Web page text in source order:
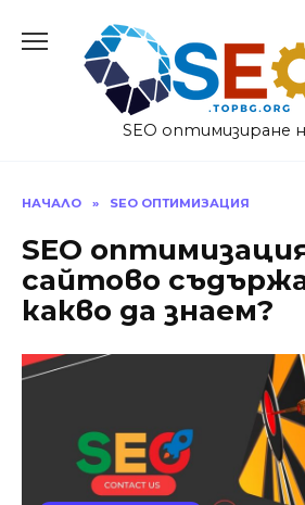
SEO оптимизиране
НАЧАЛО » SEO ОПТИМИЗАЦИЯ
SEO
сайтово
какво да знаем?